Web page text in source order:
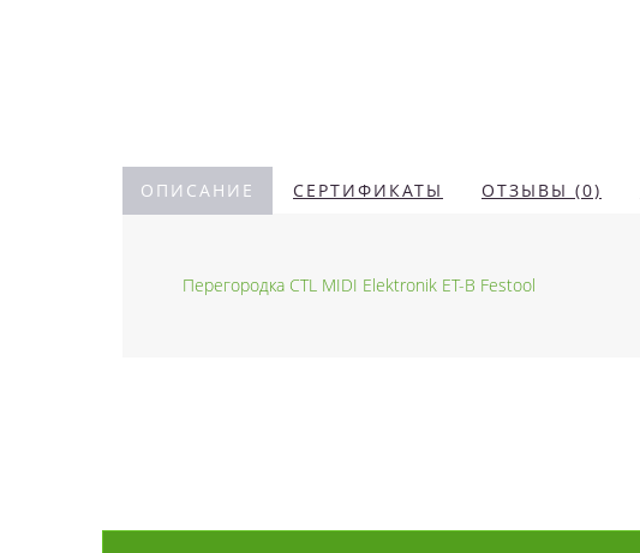
ОПИСАНИЕ СЕРТИФИКАТЫ ОТЗЫВЫ (0)
Перегородка CTL MIDI Elektronik ET-B Festool